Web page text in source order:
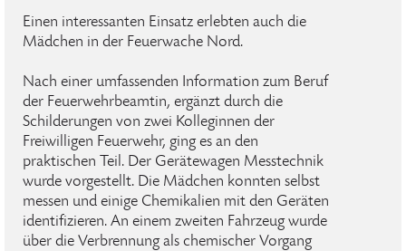
Einen interessanten Einsatz erlebten auch die
Mädchen in der Feuerwache Nord.
Nach einer umfassenden Information zum Beruf
der Feuerwehrbeamtin, ergänzt durch die
Schilderungen von zwei Kolleginnen der
Freiwilligen Feuerwehr, ging es an den
praktischen Teil. Der Gerätewagen Messtechnik
wurde vorgestellt. Die Mädchen konnten selbst
messen und einige Chemikalien mit den Geräten
identifizieren. An einem zweiten Fahrzeug wurde
über die Verbrennung als chemischer Vorgang